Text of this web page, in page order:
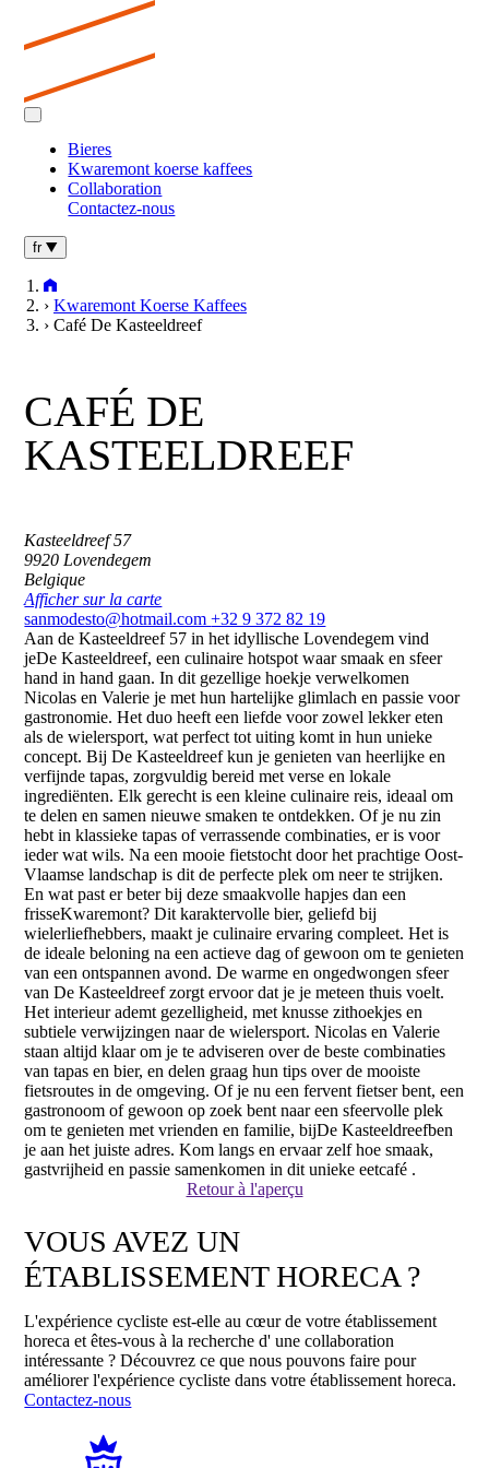
Bieres
Kwaremont koerse kaffees
Collaboration
Contactez-nous
fr
Home
› Kwaremont Koerse Kaffees
› Café De Kasteeldreef
CAFÉ DE
KASTEELDREEF
Kasteeldreef 57
9920 Lovendegem
Belgique
Afficher sur la carte(opent in nieuw venster)
sanmodesto@hotmail.com+32 9 372 82 19
Aan de Kasteeldreef 57 in het idyllische Lovendegem vind
jeDe Kasteeldreef, een culinaire hotspot waar smaak en sfeer
hand in hand gaan. In dit gezellige hoekje verwelkomen
Nicolas en Valerie je met hun hartelijke glimlach en passie voor
gastronomie. Het duo heeft een liefde voor zowel lekker eten
als de wielersport, wat perfect tot uiting komt in hun unieke
concept. Bij De Kasteeldreef kun je genieten van heerlijke en
verfijnde tapas, zorgvuldig bereid met verse en lokale
ingrediënten. Elk gerecht is een kleine culinaire reis, ideaal om
te delen en samen nieuwe smaken te ontdekken. Of je nu zin
hebt in klassieke tapas of verrassende combinaties, er is voor
ieder wat wils. Na een mooie fietstocht door het prachtige Oost-
Vlaamse landschap is dit de perfecte plek om neer te strijken.
En wat past er beter bij deze smaakvolle hapjes dan een
frisseKwaremont? Dit karaktervolle bier, geliefd bij
wielerliefhebbers, maakt je culinaire ervaring compleet. Het is
de ideale beloning na een actieve dag of gewoon om te genieten
van een ontspannen avond. De warme en ongedwongen sfeer
van De Kasteeldreef zorgt ervoor dat je je meteen thuis voelt.
Het interieur ademt gezelligheid, met knusse zithoekjes en
subtiele verwijzingen naar de wielersport. Nicolas en Valerie
staan altijd klaar om je te adviseren over de beste combinaties
van tapas en bier, en delen graag hun tips over de mooiste
fietsroutes in de omgeving. Of je nu een fervent fietser bent, een
gastronoom of gewoon op zoek bent naar een sfeervolle plek
om te genieten met vrienden en familie, bijDe Kasteeldreefben
je aan het juiste adres. Kom langs en ervaar zelf hoe smaak,
gastvrijheid en passie samenkomen in dit unieke eetcafé .
Retour à l'aperçu
VOUS AVEZ UN
ÉTABLISSEMENT HORECA ?
L'expérience cycliste est-elle au cœur de votre établissement
horeca et êtes-vous à la recherche d' une collaboration
intéressante ? Découvrez ce que nous pouvons faire pour
améliorer l'expérience cycliste dans votre établissement horeca.
Contactez-nous